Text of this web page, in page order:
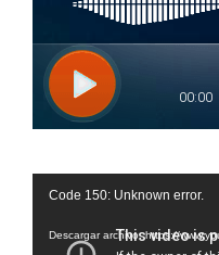
Reproductor
vídeo
Code 150: Unknown error.
Descargar archivo: https://